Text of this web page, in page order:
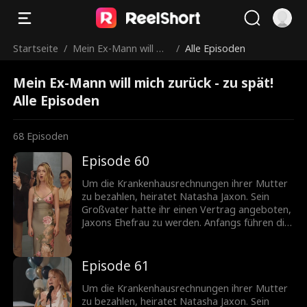
Startseite / Mein Ex-Mann will mi
/ Alle Episoden
Mein Ex-Mann will mich zurück - zu spät!
Alle Episoden
68 Episoden
Episode 60
Um die Krankenhausrechnungen ihrer Mutter
zu bezahlen, heiratet Natasha Jaxon. Sein
Großvater hatte ihr einen Vertrag angeboten,
Jaxons Ehefrau zu werden. Anfangs führen die
Leben gerettet. Er beginnt, Natasha zu
hassen. Als Isabella versucht, Natasha eine
Affäre und eine vorgetäuschte
Schwangerschaft anzuhängen, reicht es
Episode 61
Um die Krankenhausrechnungen ihrer Mutter
zu bezahlen, heiratet Natasha Jaxon. Sein